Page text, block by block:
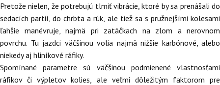
Pretože nielen, že potrebujú tlmiť vibrácie, ktoré by sa prenášali do
sedacích partií, do chrbta a rúk, ale tiež sa s pružnejšími kolesami
ľahšie manévruje, najmä pri zatáčkach na zlom a nerovnom
povrchu. Tu jazdci väčšinou volia najmä nižšie karbónové, alebo
niekedy aj hliníkové ráfiky.
Spomínané parametre sú väčšinou podmienené vlastnosťami
ráfikov či výpletov kolies, ale veľmi dôležitým faktorom pre